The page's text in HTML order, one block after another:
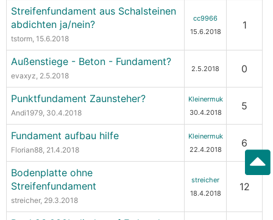
Streifenfundament aus Schalsteinen
abdichten ja/nein?
tstorm, 15.6.2018
cc9966
15.6.2018
1
Außenstiege - Beton - Fundament?
evaxyz, 2.5.2018
2.5.2018 0
Punktfundament Zaunsteher?
Andi1979, 30.4.2018
Kleinermuk
30.4.2018
5
Fundament aufbau hilfe
Florian88, 21.4.2018
Kleinermuk
22.4.2018
6
Bodenplatte ohne
Streifenfundament
streicher, 29.3.2018
streicher
18.4.2018
12